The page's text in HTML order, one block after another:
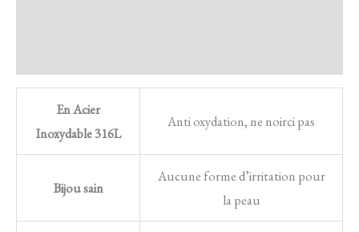
En Acier
Inoxydable 316L
Anti oxydation, ne noirci pas
Bijou sain
Aucune forme d’irritation pour
la peau